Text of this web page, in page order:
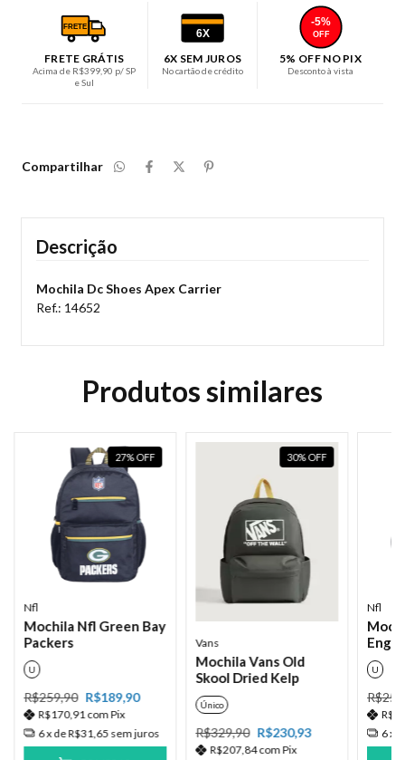
FRETE
FRETE GRÁTIS
Acima de R$399,90 p/ SP
e Sul
6X
6X SEM JUROS
No cartão de crédito
-5%
OFF
5% OFF NO PIX
Desconto à vista
Compartilhar
Descrição
Mochila Dc Shoes Apex Carrier
Ref.: 14652
Produtos similares
27%OFF
Nfl
Mochila Nfl Green Bay
Packers
U
R$259,90 R$189,90
R$170,91 com Pix
6x deR$31,65 sem juros
30%OFF
Vans
Mochila Vans Old
Skool Dried Kelp
Único
R$329,90 R$230,93
R$207,84com Pix
Nfl
U
6x